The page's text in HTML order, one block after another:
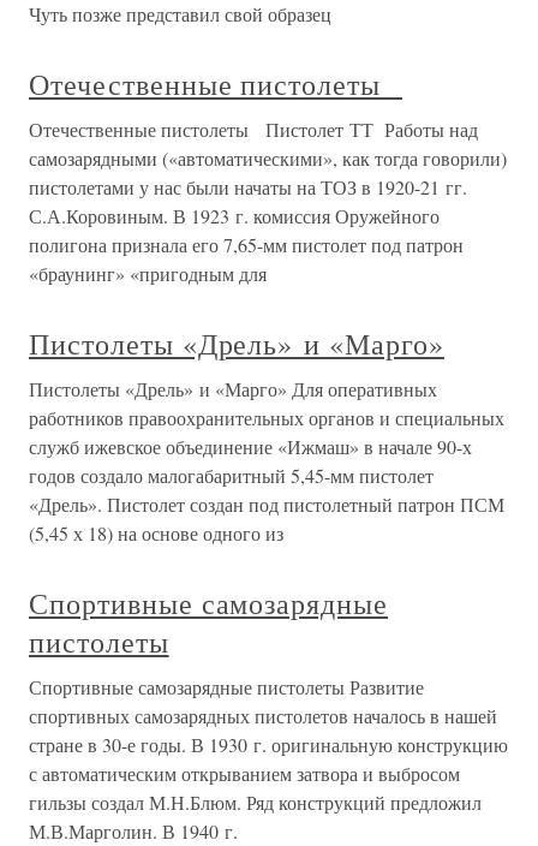
Чуть позже представил свой образец
Отечественные пистолеты
Отечественные пистолеты Пистолет ТТ Работы над
самозарядными («автоматическими», как тогда говорили)
пистолетами у нас были начаты на ТОЗ в 1920-21 гг.
С.А.Коровиным. В 1923 г. комиссия Оружейного
полигона признала его 7,65-мм пистолет под патрон
«браунинг» «пригодным для
Пистолеты «Дрель» и «Марго»
Пистолеты «Дрель» и «Марго» Для оперативных
работников правоохранительных органов и специальных
служб ижевское объединение «Ижмаш» в начале 90-х
годов создало малогабаритный 5,45-мм пистолет
«Дрель». Пистолет создан под пистолетный патрон ПСМ
(5,45 х 18) на основе одного из
Спортивные самозарядные
пистолеты
Спортивные самозарядные пистолеты Развитие
спортивных самозарядных пистолетов началось в нашей
стране в 30-е годы. В 1930 г. оригинальную конструкцию
с автоматическим открыванием затвора и выбросом
гильзы создал М.Н.Блюм. Ряд конструкций предложил
М.В.Марголин. В 1940 г.